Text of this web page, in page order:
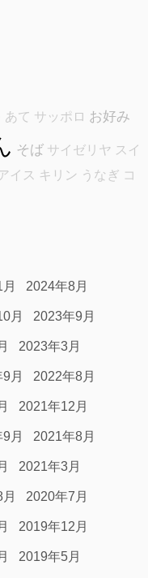
あて サッポロ お好み
そば サイゼリヤ スイ
イス キリン うなぎ コ
2024年8月
月 2023年9月
2023年3月
月 2022年8月
2021年12月
月 2021年8月
2021年3月
2020年7月
2019年12月
2019年5月